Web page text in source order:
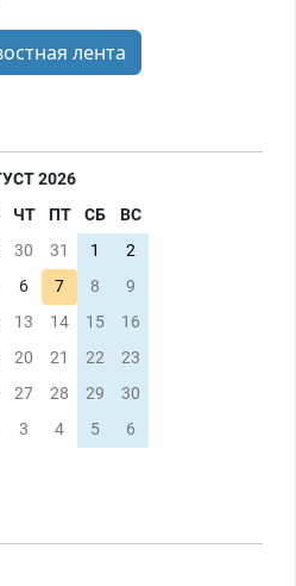
лента
2026
ЧТ ПТ СБ
ВС
30 31 1
2
6 7 8
9
13 14 15
16
20 21 22
23
27 28 29
30
3 4 5 6